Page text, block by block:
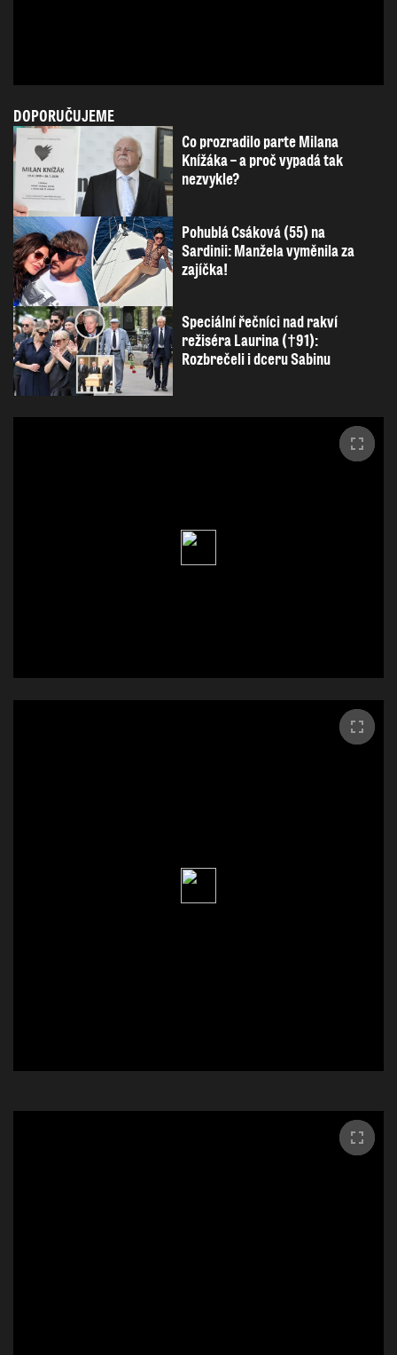
DOPORUČUJEME
Co prozradilo parte Milana
Knížáka – a proč vypadá tak
nezvykle?
Pohublá Csáková (55) na
Sardinii: Manžela vyměnila za
zajíčka!
Speciální řečníci nad rakví
režiséra Laurina (†91):
Rozbrečeli i dceru Sabinu